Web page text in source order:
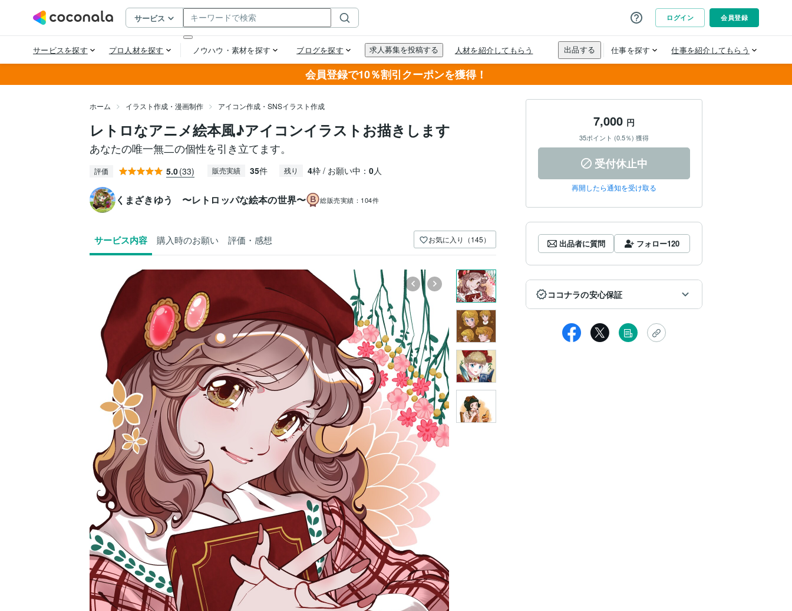
会員登録で10％割引クーポンを獲得！
ホーム イラスト作成・漫画制作 アイコン作成・SNSイラスト作成
レトロなアニメ絵本風♪アイコンイラストお描きします
あなたの唯一無二の個性を引き立てます。
評価 5.0(33) 販売実績 35件 残り 4枠 / お願い中： 0人
くまざきゆう 〜レトロッパな絵本の世界〜 総販売実績： 104件
サービス内容 購入時のお願い 評価・感想 お気に入り（145）
7,000 円
35ポイント (0.5％) 獲得
受付休止中
再開したら通知を受け取る
出品者に質問 フォロー120
ココナラの安心保証